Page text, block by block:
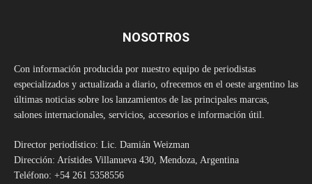
NOSOTROS
Con información producida por nuestro equipo de periodistas
especializados y actualizada a diario, ofrecemos en el oeste argentino las
últimas noticias sobre los lanzamientos de las principales marcas,
salones internacionales, servicios, accesorios e información útil.
Director periodístico: Lic. Damián Weizman
Dirección: Arístides Villanueva 430, Mendoza, Argentina
Teléfono: +54 261 5358556